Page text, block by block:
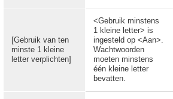
[Gebruik van ten
minste 1 kleine
letter verplichten]
<Gebruik minstens
1 kleine letter> is
ingesteld op <Aan>.
Wachtwoorden
moeten minstens
één kleine letter
bevatten.